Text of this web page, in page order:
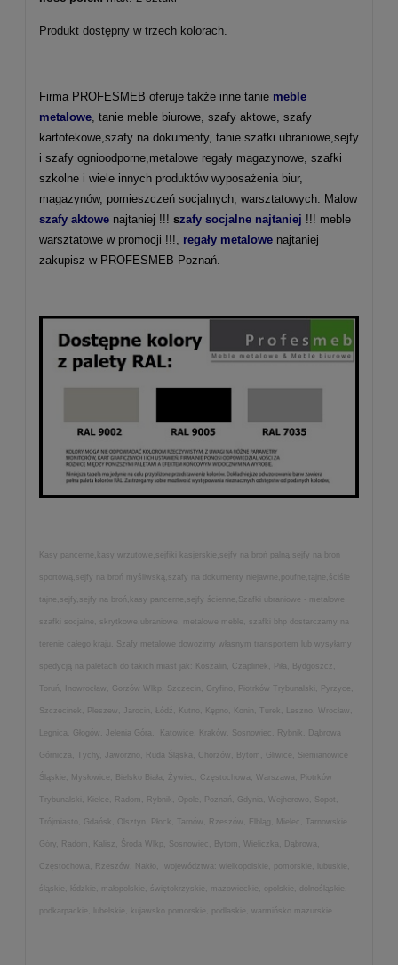
Produkt dostępny w trzech kolorach.
Firma PROFESMEB oferuje także inne tanie meble
metalowe, tanie meble biurowe, szafy aktowe, szafy
kartotekowe,szafy na dokumenty, tanie szafki ubraniowe,sejfy
i szafy ognioodporne,metalowe regały magazynowe, szafki
szkolne i wiele innych produktów wyposażenia biur,
magazynów, pomieszczeń socjalnych, warsztatowych. Malow
szafy aktowe najtaniej !!! szafy socjalne najtaniej !!! meble
warsztatowe w promocji !!!, regały metalowe najtaniej
zakupisz w PROFESMEB Poznań.
Kasy pancerne,kasy wrzutowe,sejfiki kasjerskie,sejfy na broń palną,sejfy na broń
sportową,sejfy na broń myśliwską,szafy na dokumenty niejawne,poufne,tajne,ściśle
tajne,sejfy,sejfy na broń,kasy pancerne,sejfy ścienne,Szafki ubraniowe - metalowe
szafki socjalne, skrytkowe,ubraniowe, metalowe meble, szafki bhp dostarczamy na
terenie całego kraju. Szafy metalowe dowozimy własnym transportem lub wysyłamy
spedycją na paletach do takich miast jak: Koszalin, Czaplinek, Piła, Bydgoszcz,
Toruń, Inowrocław, Gorzów Wlkp, Szczecin, Gryfino, Piotrków Trybunalski, Pyrzyce,
Szczecinek, Pleszew, Jarocin, Łódź, Kutno, Kępno, Konin, Turek, Leszno, Wrocław,
Legnica, Głogów, Jelenia Góra, Katowice, Kraków, Sosnowiec, Rybnik, Dąbrowa
Górnicza, Tychy, Jaworzno, Ruda Śląska, Chorzów, Bytom, Gliwice, Siemianowice
Śląskie, Mysłowice, Bielsko Biała, Żywiec, Częstochowa, Warszawa, Piotrków
Trybunalski, Kielce, Radom, Rybnik, Opole, Poznań, Gdynia, Wejherowo, Sopot,
Trójmiasto, Gdańsk, Olsztyn, Płock, Tarnów, Rzeszów, Elbląg, Mielec, Tarnowskie
Góry, Radom, Kalisz, Środa Wlkp, Sosnowiec, Bytom, Wieliczka, Dąbrowa,
Częstochowa, Rzeszów, Nakło, województwa: wielkopolskie, pomorskie, lubuskie,
śląskie, łódzkie, małopolskie, świętokrzyskie, mazowieckie, opolskie, dolnośląskie,
podkarpackie, lubelskie, kujawsko pomorskie, podlaskie, warmińsko mazurskie.